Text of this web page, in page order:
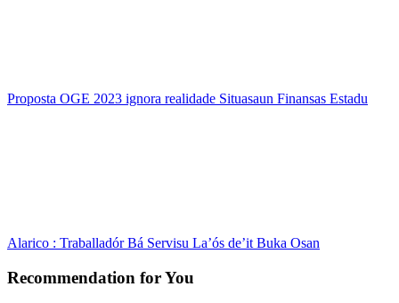
Proposta OGE 2023 ignora realidade Situasaun Finansas Estadu
Alarico : Traballadór Bá Servisu La’ós de’it Buka Osan
Recommendation for You